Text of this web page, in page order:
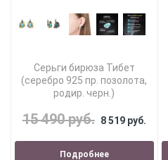
Серьги бирюза Тибет
(серебро 925 пр. позолота,
родир. черн.)
15 490 руб. 8 519 руб.
Подробнее